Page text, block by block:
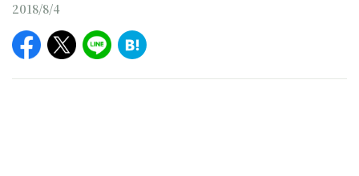
2018/8/4